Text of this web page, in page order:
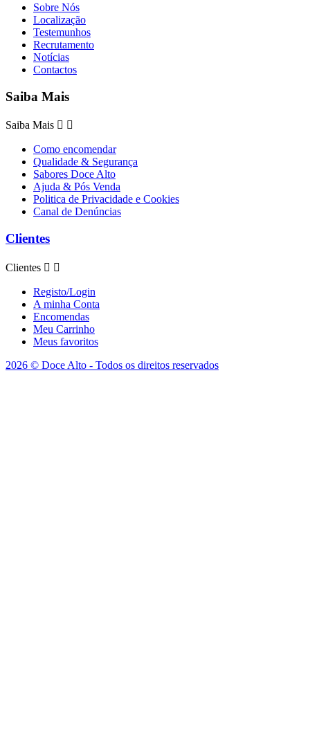
Sobre Nós
Localização
Testemunhos
Recrutamento
Notícias
Contactos
Saiba Mais
Saiba Mais  
Como encomendar
Qualidade & Segurança
Sabores Doce Alto
Ajuda & Pós Venda
Politica de Privacidade e Cookies
Canal de Denúncias
Clientes
Clientes  
Registo/Login
A minha Conta
Encomendas
Meu Carrinho
Meus favoritos
2026 © Doce Alto - Todos os direitos reservados